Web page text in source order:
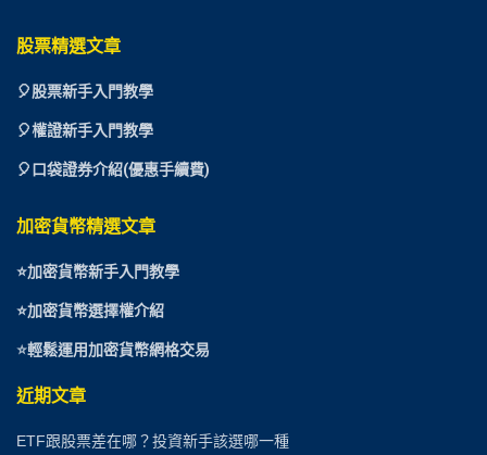
股票精選文章
🎈股票新手入門教學
🎈權證新手入門教學
🎈口袋證券介紹(優惠手續費)
加密貨幣精選文章
⭐加密貨幣新手入門教學
⭐加密貨幣選擇權介紹
⭐輕鬆運用加密貨幣網格交易
近期文章
ETF跟股票差在哪？投資新手該選哪一種